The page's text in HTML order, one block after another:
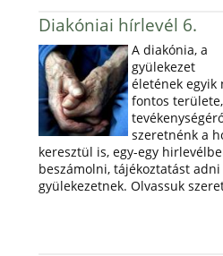
Diakóniai hírlevél 6.
A diakónia, a
gyülekezet
életének egyik
fontos
szeretnénk a
keresztül is, egy-egy
beszámolni, tájékoztatást adni
gyülekezetnek. Olvassuk